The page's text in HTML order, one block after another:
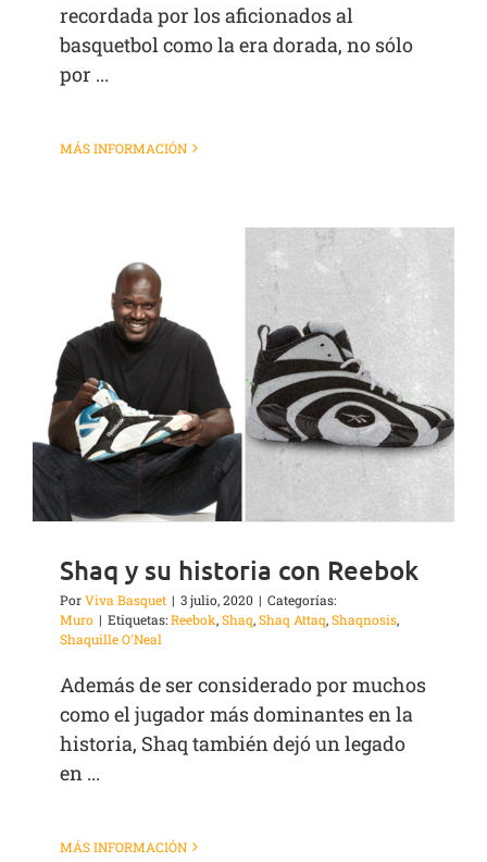
recordada por los aficionados al
basquetbol como la era dorada, no sólo
por ...
MÁS INFORMACIÓN
Shaq y su historia con Reebok
PorViva Basquet | 3 julio, 2020 | Categorías:
Muro | Etiquetas:Reebok,Shaq,Shaq Attaq,Shaqnosis,
Shaquille O'Neal
Además de ser considerado por muchos
como el jugador más dominantes en la
historia, Shaq también dejó un legado
en ...
MÁS INFORMACIÓN